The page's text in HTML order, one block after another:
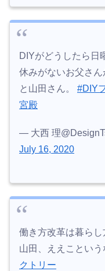
DIYがどうしたら日
休みがないお父さん
と山田さん。 #DIY
宮殿
— 大西 理
July 16, 2020
働き方改革は暮らし
山田、ええこという
クトリー